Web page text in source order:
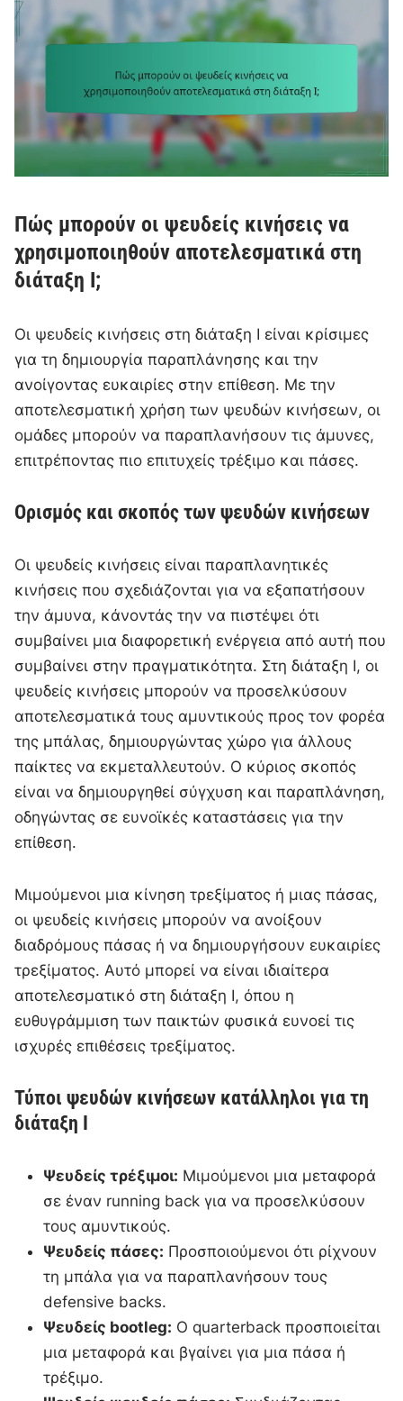
Πώς μπορούν οι ψευδείς κινήσεις να
χρησιμοποιηθούν αποτελεσματικά στη
διάταξη I;
Οι ψευδείς κινήσεις στη διάταξη I είναι κρίσιμες
για τη δημιουργία παραπλάνησης και την
ανοίγοντας ευκαιρίες στην επίθεση. Με την
αποτελεσματική χρήση των ψευδών κινήσεων, οι
ομάδες μπορούν να παραπλανήσουν τις άμυνες,
επιτρέποντας πιο επιτυχείς τρέξιμο και πάσες.
Ορισμός και σκοπός των ψευδών κινήσεων
Οι ψευδείς κινήσεις είναι παραπλανητικές
κινήσεις που σχεδιάζονται για να εξαπατήσουν
την άμυνα, κάνοντάς την να πιστέψει ότι
συμβαίνει μια διαφορετική ενέργεια από αυτή που
συμβαίνει στην πραγματικότητα. Στη διάταξη I, οι
ψευδείς κινήσεις μπορούν να προσελκύσουν
αποτελεσματικά τους αμυντικούς προς τον φορέα
της μπάλας, δημιουργώντας χώρο για άλλους
παίκτες να εκμεταλλευτούν. Ο κύριος σκοπός
είναι να δημιουργηθεί σύγχυση και παραπλάνηση,
οδηγώντας σε ευνοϊκές καταστάσεις για την
επίθεση.
Μιμούμενοι μια κίνηση τρεξίματος ή μιας πάσας,
οι ψευδείς κινήσεις μπορούν να ανοίξουν
διαδρόμους πάσας ή να δημιουργήσουν ευκαιρίες
τρεξίματος. Αυτό μπορεί να είναι ιδιαίτερα
αποτελεσματικό στη διάταξη I, όπου η
ευθυγράμμιση των παικτών φυσικά ευνοεί τις
ισχυρές επιθέσεις τρεξίματος.
Τύποι ψευδών κινήσεων κατάλληλοι για τη
διάταξη I
Ψευδείς τρέξιμοι: Μιμούμενοι μια μεταφορά
σε έναν running back για να προσελκύσουν
τους αμυντικούς.
Ψευδείς πάσες: Προσποιούμενοι ότι ρίχνουν
τη μπάλα για να παραπλανήσουν τους
defensive backs.
Ψευδείς bootleg: Ο quarterback προσποιείται
μια μεταφορά και βγαίνει για μια πάσα ή
τρέξιμο.